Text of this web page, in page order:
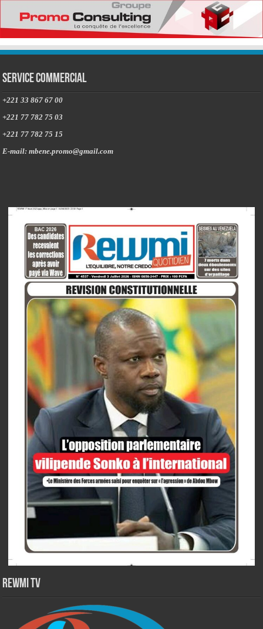
Service commercial
+221 33 867 67 00
+221 77 782 75 03
+221 77 782 75 15
E-mail: mbene.promo@gmail.com
Rewmi TV